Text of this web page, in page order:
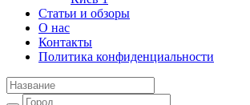
Статьи и обзоры
О нас
Контакты
Политика конфиденциальности